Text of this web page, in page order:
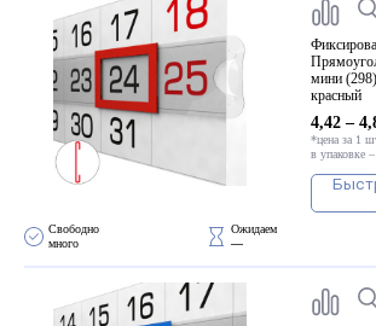
мини (298)
красный
4,42 –
*цена за 1
в упаковке
Свободно
много
Ожидаем
—